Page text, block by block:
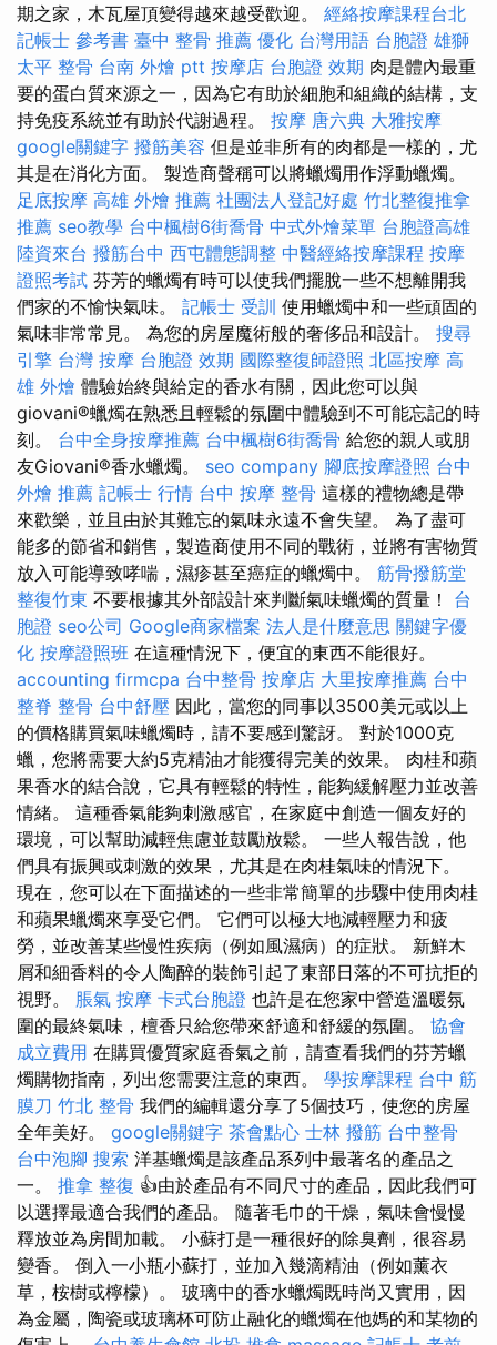
期之家，木瓦屋頂變得越來越受歡迎。 經絡按摩課程台北
記帳士 參考書 臺中 整骨 推薦 優化 台灣用語 台胞證 雄獅
太平 整骨 台南 外燴 ptt 按摩店 台胞證 效期 肉是體內最重
要的蛋白質來源之一，因為它有助於細胞和組織的結構，支
持免疫系統並有助於代謝過程。 按摩 唐六典 大雅按摩
google關鍵字 撥筋美容 但是並非所有的肉都是一樣的，尤
其是在消化方面。 製造商聲稱可以將蠟燭用作浮動蠟燭。
足底按摩 高雄 外燴 推薦 社團法人登記好處 竹北整復推拿
推薦 seo教學 台中楓樹6街喬骨 中式外燴菜單 台胞證高雄
陸資來台 撥筋台中 西屯體態調整 中醫經絡按摩課程 按摩
證照考試 芬芳的蠟燭有時可以使我們擺脫一些不想離開我
們家的不愉快氣味。 記帳士 受訓 使用蠟燭中和一些頑固的
氣味非常常見。 為您的房屋魔術般的奢侈品和設計。 搜尋
引擎 台灣 按摩 台胞證 效期 國際整復師證照 北區按摩 高
雄 外燴 體驗始終與給定的香水有關，因此您可以與
giovani®蠟燭在熟悉且輕鬆的氛圍中體驗到不可能忘記的時
刻。 台中全身按摩推薦 台中楓樹6街喬骨 給您的親人或朋
友Giovani®香水蠟燭。 seo company 腳底按摩證照 台中
外燴 推薦 記帳士 行情 台中 按摩 整骨 這樣的禮物總是帶
來歡樂，並且由於其難忘的氣味永遠不會失望。 為了盡可
能多的節省和銷售，製造商使用不同的戰術，並將有害物質
放入可能導致哮喘，濕疹甚至癌症的蠟燭中。 筋骨撥筋堂
整復竹東 不要根據其外部設計來判斷氣味蠟燭的質量！ 台
胞證 seo公司 Google商家檔案 法人是什麼意思 關鍵字優
化 按摩證照班 在這種情況下，便宜的東西不能很好。
accounting firmcpa 台中整骨 按摩店 大里按摩推薦 台中
整脊 整骨 台中舒壓 因此，當您的同事以3500美元或以上
的價格購買氣味蠟燭時，請不要感到驚訝。 對於1000克
蠟，您將需要大約5克精油才能獲得完美的效果。 肉桂和蘋
果香水的結合說，它具有輕鬆的特性，能夠緩解壓力並改善
情緒。 這種香氣能夠刺激感官，在家庭中創造一個友好的
環境，可以幫助減輕焦慮並鼓勵放鬆。 一些人報告說，他
們具有振興或刺激的效果，尤其是在肉桂氣味的情況下。
現在，您可以在下面描述的一些非常簡單的步驟中使用肉桂
和蘋果蠟燭來享受它們。 它們可以極大地減輕壓力和疲
勞，並改善某些慢性疾病（例如風濕病）的症狀。 新鮮木
屑和細香料的令人陶醉的裝飾引起了東部日落的不可抗拒的
視野。 脹氣 按摩 卡式台胞證 也許是在您家中營造溫暖氛
圍的最終氣味，檀香只給您帶來舒適和舒緩的氛圍。 協會
成立費用 在購買優質家庭香氣之前，請查看我們的芬芳蠟
燭購物指南，列出您需要注意的東西。 學按摩課程 台中 筋
膜刀 竹北 整骨 我們的編輯還分享了5個技巧，使您的房屋
全年美好。 google關鍵字 茶會點心 士林 撥筋 台中整骨
台中泡腳 搜索 洋基蠟燭是該產品系列中最著名的產品之
一。 推拿 整復 👍由於產品有不同尺寸的產品，因此我們可
以選擇最適合我們的產品。 隨著毛巾的干燥，氣味會慢慢
釋放並為房間加載。 小蘇打是一種很好的除臭劑，很容易
變香。 倒入一小瓶小蘇打，並加入幾滴精油（例如薰衣
草，桉樹或檸檬）。 玻璃中的香水蠟燭既時尚又實用，因
為金屬，陶瓷或玻璃杯可防止融化的蠟燭在他媽的和某物的